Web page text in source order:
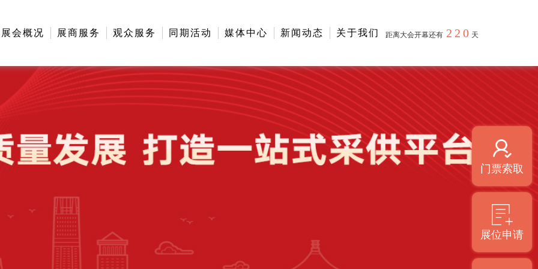
展会概况 展商服务 观众服务 同期活动 媒体中心 新闻动态 关于我们 距离大会开幕还有 220 天
门票索取
展位申请